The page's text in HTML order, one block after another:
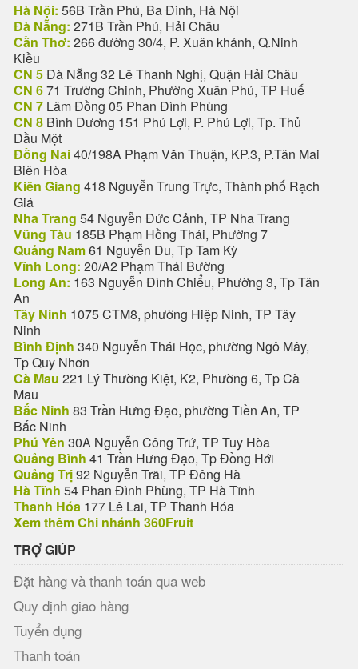
Hà Nội: 56B Trần Phú, Ba Đình, Hà Nội
Đà Nẵng: 271B Trần Phú, Hải Châu
Cần Thơ: 266 đường 30/4, P. Xuân khánh, Q.Ninh
Kiều
CN 5Đà Nẵng 32 Lê Thanh Nghị, Quận Hải Châu
CN 671 Trường Chinh, Phường Xuân Phú, TP Huế
CN 7 Lâm Đồng 05 Phan Đình Phùng
CN 8 Bình Dương 151 Phú Lợi, P. Phú Lợi, Tp. Thủ
Dầu Một
Đồng Nai40/198A Phạm Văn Thuận, KP.3, P.Tân Mai
Biên Hòa
Kiên Giang 418 Nguyễn Trung Trực, Thành phố Rạch
Giá
Nha Trang 54 Nguyễn Đức Cảnh, TP Nha Trang
Vũng Tàu 185B Phạm Hồng Thái, Phường 7
Quảng Nam61 Nguyễn Du, Tp Tam Kỳ
Vĩnh Long: 20/A2 Phạm Thái Bường
Long An: 163 Nguyễn Đình Chiểu, Phường 3, Tp Tân
An
Tây Ninh 1075 CTM8, phường Hiệp Ninh, TP Tây
Ninh
Bình Định 340 Nguyễn Thái Học, phường Ngô Mây,
Tp Quy Nhơn
Cà Mau 221 Lý Thường Kiệt, K2, Phường 6, Tp Cà
Mau
Bắc Ninh 83 Trần Hưng Đạo, phường Tiền An, TP
Bắc Ninh
Phú Yên 30A Nguyễn Công Trứ, TP Tuy Hòa
Quảng Bình 41 Trần Hưng Đạo, Tp Đồng Hới
Quảng Trị92 Nguyễn Trãi, TP Đông Hà
Hà Tĩnh 54 Phan Đình Phùng, TP Hà Tĩnh
Thanh Hóa 177 Lê Lai, TP Thanh Hóa
Xem thêm Chi nhánh 360Fruit
TRỢ GIÚP
Đặt hàng và thanh toán qua web
Quy định giao hàng
Tuyển dụng
Thanh toán